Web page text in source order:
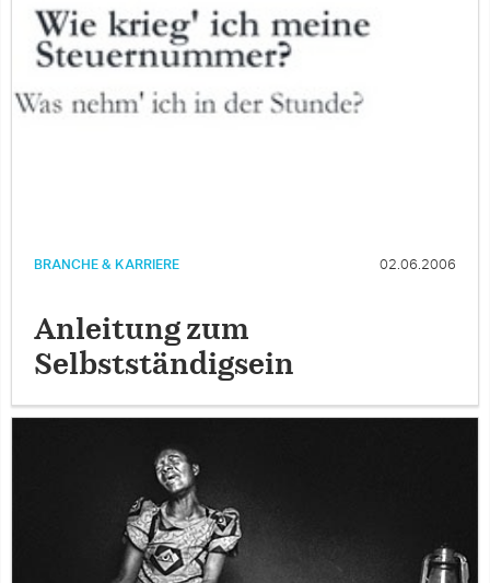
BRANCHE & KARRIERE 02.06.2006
Anleitung zum
Selbstständigsein